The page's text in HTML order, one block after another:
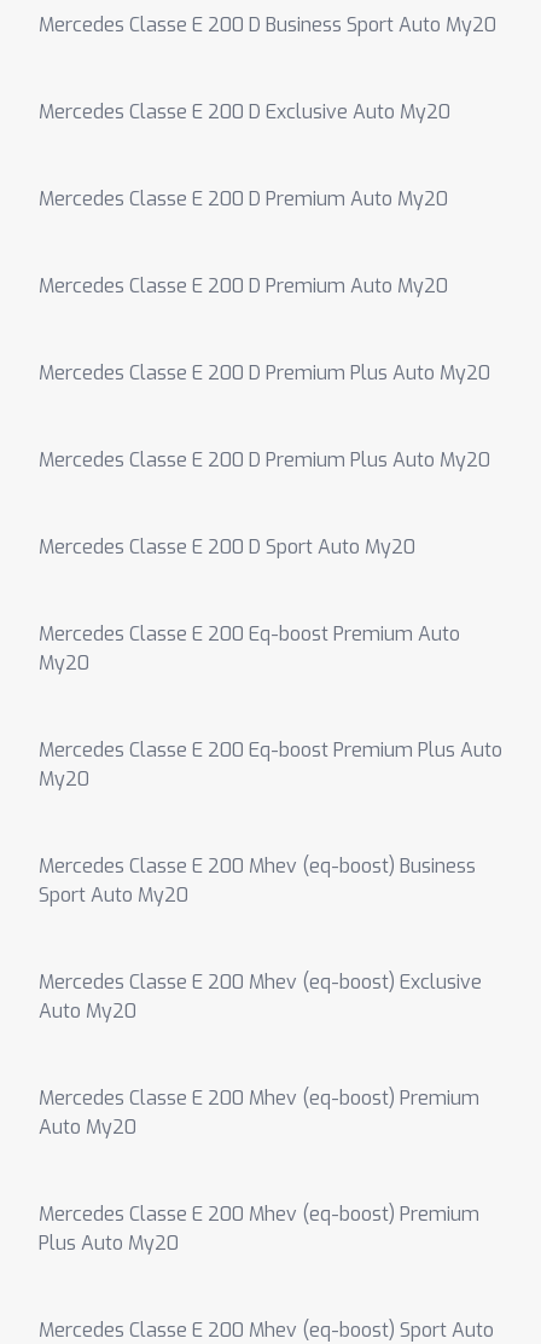
Mercedes Classe E 200 D Business Sport Auto My20
Mercedes Classe E 200 D Exclusive Auto My20
Mercedes Classe E 200 D Premium Auto My20
Mercedes Classe E 200 D Premium Auto My20
Mercedes Classe E 200 D Premium Plus Auto My20
Mercedes Classe E 200 D Premium Plus Auto My20
Mercedes Classe E 200 D Sport Auto My20
Mercedes Classe E 200 Eq-boost Premium Auto
My20
Mercedes Classe E 200 Eq-boost Premium Plus Auto
My20
Mercedes Classe E 200 Mhev (eq-boost) Business
Sport Auto My20
Mercedes Classe E 200 Mhev (eq-boost) Exclusive
Auto My20
Mercedes Classe E 200 Mhev (eq-boost) Premium
Auto My20
Mercedes Classe E 200 Mhev (eq-boost) Premium
Plus Auto My20
Mercedes Classe E 200 Mhev (eq-boost) Sport Auto